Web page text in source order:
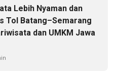
Lebih Nyaman dan
Tol Batang–Semarang
dan UMKM Jawa